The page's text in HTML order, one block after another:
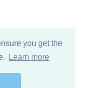
you get the
Learn more